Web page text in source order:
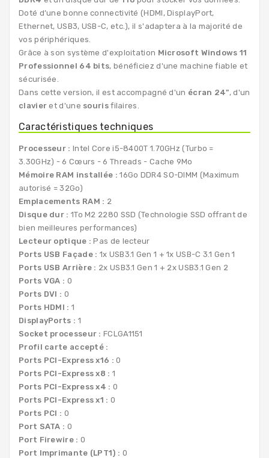
Doté d’une bonne connectivité (HDMI, DisplayPort,
Ethernet, USB3, USB-C, etc.), il s'adaptera à la majorité de
vos périphériques.
Grâce à son système d'exploitation Microsoft Windows 11
Professionnel 64 bits, bénéficiez d'une machine fiable et
sécurisée.
Dans cette version, il est accompagné d'un écran 24", d'un
clavier et d'une sourisfilaires.
Caractéristiques techniques
Processeur : Intel Core i5-8400T 1.70GHz (Turbo =
3.30GHz) - 6 Cœurs - 6 Threads - Cache 9Mo
Mémoire RAM installée :16Go DDR4 SO-DIMM (Maximum
autorisé = 32Go)
Emplacements RAM : 2
Disque dur : 1To M2 2280 SSD (Technologie SSD offrant de
bien meilleures performances)
Lecteur optique : Pas de lecteur
Ports USB Façade : 1x USB3.1 Gen 1 + 1x USB-C 3.1 Gen 1
Ports USB Arrière : 2x USB3.1 Gen 1 + 2x USB3.1 Gen 2
Ports VGA : 0
Ports DVI : 0
Ports HDMI : 1
DisplayPorts : 1
Socket processeur : FCLGA1151
Profil carte accepté :
Ports PCI-Express x16 : 0
Ports PCI-Express x8 : 1
Ports PCI-Express x4 : 0
Ports PCI-Express x1 : 0
Ports PCI : 0
Port SATA : 0
Port Firewire : 0
Port Imprimante (LPT1) : 0